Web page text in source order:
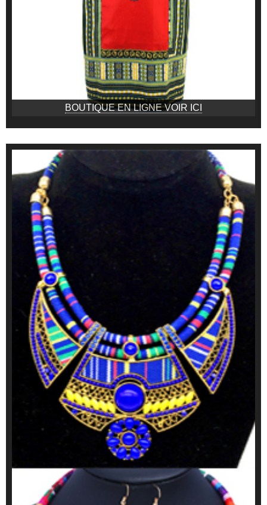
BOUTIQUE EN LIGNE VOIR ICI